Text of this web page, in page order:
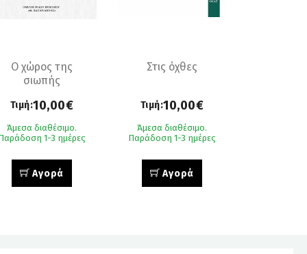
Ο χώρος της
σιωπής
Τιμή:10,00€
Άμεσα διαθέσιμο.
1-3 ημέρες
Αγορά
Στις όχθες
Τιμή:10,00€
Άμεσα διαθέσιμο.
Παράδοση 1-3 ημέρες
Αγορά